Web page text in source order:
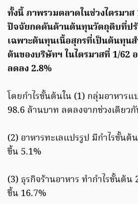
ทั้งนี้ ภาพรวมตลาดในช่วงไตรมา
ปัจจัยกดดันด้านต้นทุนวัตถุดิบที่ป
เฉพาะต้นทุนเนื้อสุกรที่เป็นต้นทุน
ต้นของบริษัทฯ ในไตรมาสที่ 1/62
ลดลง 2.8%
โดยกำไรขั้นต้นใน (1) กลุ่มอาหาร
98.6 ล้านบาท ลดลงจากช่วงเดียว
(2) อาหารทะเลแปรรูป มีกำไรขั้น
ขึ้น 5.1%
(3) ธุรกิจร้านอาหาร ทำกำไรขั้นต้น
ขึ้น 16.7%